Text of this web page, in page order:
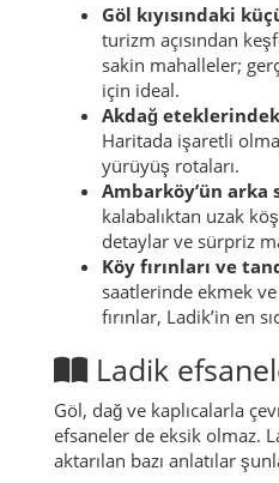
Göl kıyısındaki
turizm açısından
sakin mahalleler;
için ideal.
Akdağ
Haritada işaretli
yürüyüş rotaları.
Ambarköy’ün arka
kalabalıktan uzak
detaylar ve sürpriz
Köy fırınları ve
saatlerinde ekmek
fırınlar, Ladik’in en
Ladik
Göl, dağ ve kaplıcalarla
efsaneler de eksik olmaz.
aktarılan bazı anlatılar